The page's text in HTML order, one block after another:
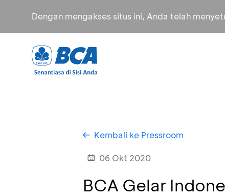
Dengan mengakses situs ini, Anda telah
Kembali ke Pressroom
06 Okt 2020
BCA Gelar